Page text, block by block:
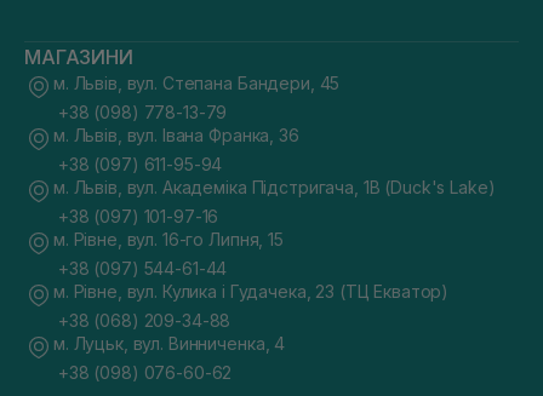
МАГАЗИНИ
м. Львів, вул. Степана Бандери, 45
+38 (098) 778-13-79
м. Львів, вул. Івана Франка, 36
+38 (097) 611-95-94
м. Львів, вул. Академіка Підстригача, 1В (Duck's Lake)
+38 (097) 101-97-16
м. Рівне, вул. 16-го Липня, 15
+38 (097) 544-61-44
м. Рівне, вул. Кулика і Гудачека, 23 (ТЦ Екватор)
+38 (068) 209-34-88
м. Луцьк, вул. Винниченка, 4
+38 (098) 076-60-62